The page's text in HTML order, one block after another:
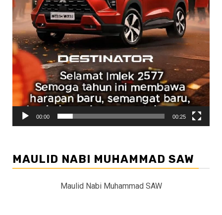
00:00 00:25
MAULID NABI MUHAMMAD SAW
Maulid Nabi Muhammad SAW